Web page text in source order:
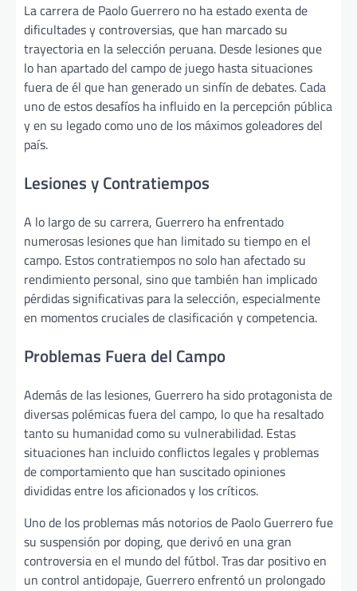
La carrera de Paolo Guerrero no ha estado exenta de
dificultades y controversias, que han marcado su
trayectoria en la selección peruana. Desde lesiones que
lo han apartado del campo de juego hasta situaciones
fuera de él que han generado un sinfín de debates. Cada
uno de estos desafíos ha influido en la percepción pública
y en su legado como uno de los máximos goleadores del
país.
Lesiones y Contratiempos
A lo largo de su carrera, Guerrero ha enfrentado
numerosas lesiones que han limitado su tiempo en el
campo. Estos contratiempos no solo han afectado su
rendimiento personal, sino que también han implicado
pérdidas significativas para la selección, especialmente
en momentos cruciales de clasificación y competencia.
Problemas Fuera del Campo
Además de las lesiones, Guerrero ha sido protagonista de
diversas polémicas fuera del campo, lo que ha resaltado
tanto su humanidad como su vulnerabilidad. Estas
situaciones han incluido conflictos legales y problemas
de comportamiento que han suscitado opiniones
divididas entre los aficionados y los críticos.
Uno de los problemas más notorios de Paolo Guerrero fue
su suspensión por doping, que derivó en una gran
controversia en el mundo del fútbol. Tras dar positivo en
un control antidopaje, Guerrero enfrentó un prolongado